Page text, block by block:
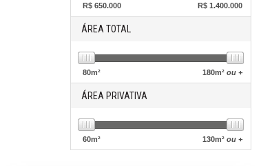
R$ 650.000 R$ 1.400.000
ÁREA TOTAL
80m² 180m² ou +
ÁREA PRIVATIVA
60m² 130m² ou +